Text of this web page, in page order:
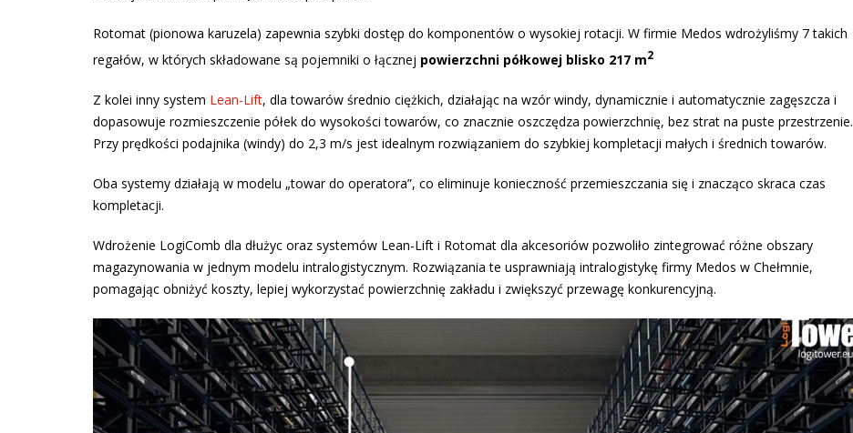
Rotomat (pionowa karuzela) zapewnia szybki dostęp do komponentów o wysokiej rotacji. W firmie Medos wdrożyliśmy 7 takich
regałów, w których składowane są pojemniki o łącznej powierzchni półkowej blisko 217 m2
Z kolei inny system Lean-Lift, dla towarów średnio ciężkich, działając na wzór windy, dynamicznie i automatycznie zagęszcza i
dopasowuje rozmieszczenie półek do wysokości towarów, co znacznie oszczędza powierzchnię, bez strat na puste przestrzenie.
Przy prędkości podajnika (windy) do 2,3 m/s jest idealnym rozwiązaniem do szybkiej kompletacji małych i średnich towarów.
Oba systemy działają w modelu „towar do operatora”, co eliminuje konieczność przemieszczania się i znacząco skraca czas
kompletacji.
Wdrożenie LogiComb dla dłużyc oraz systemów Lean-Lift i Rotomat dla akcesoriów pozwoliło zintegrować różne obszary
magazynowania w jednym modelu intralogistycznym. Rozwiązania te usprawniają intralogistykę firmy Medos w Chełmnie,
pomagając obniżyć koszty, lepiej wykorzystać powierzchnię zakładu i zwiększyć przewagę konkurencyjną.